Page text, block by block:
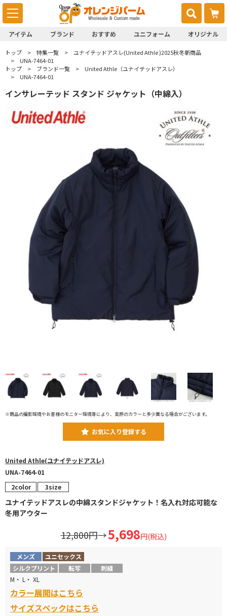
アイテム ブランド おすすめ ユニフォーム オリジナル
トップ 特集一覧
ユナイテッドアスレ(United Athle )2025秋冬新商品
UNA-7464-01
トップ
ブランド一覧
United Athle（ユナイテッドアスレ）
UNA-7464-01
インサレーテッド スタンド ジャケット（中綿入）
※商品の撮影環境やお客様のモニター環境等により、実際のカラーと多少異なる場合がございます。
お気に入り登録する
United Athle(ユナイテッドアスレ)
UNA-7464-01
2color 3size
ユナイテッドアスレの中綿スタンドジャケット！名入れ対応可能な
冬用アウター
12,800円→5,698円(税込)
メンズ
ユニセックス
シルクプリント
転写 刺繍
M・ L・ XL
カラー展開はこちら
サイズスペックはこちら